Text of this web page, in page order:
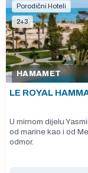
Porodični Hoteli
2+3
HAMAMET
LE ROYAL
U mirnom dijelu
od marine kao i od
odmor.